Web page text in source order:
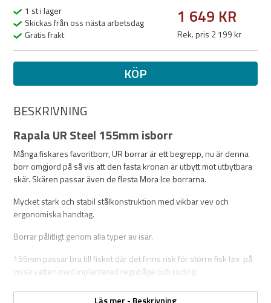
1 st i lager
Skickas från oss nästa arbetsdag
Gratis frakt
1 649 KR
Rek. pris 2 199 kr
KÖP
BESKRIVNING
Rapala UR Steel 155mm isborr
Många fiskares favoritborr, UR borrar är ett begrepp, nu är denna
borr omgjord på så vis att den fasta kronan är utbytt mot utbytbara
skär. Skären passar även de flesta Mora Ice borrarna.
Mycket stark och stabil stålkonstruktion med vikbar vev och
ergonomiska handtag.
Borrar pålitligt genom alla typer av isar.
155mm passar bra till fisket där det finns risk för större fisk tex på
vissa vatten med inplanterad regnbåge och röding.
Läs mer - Beskrivning